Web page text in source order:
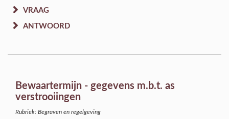
VRAAG
ANTWOORD
Bewaartermijn - gegevens m.b.t. as
verstrooiingen
Rubriek: Begraven en regelgeving